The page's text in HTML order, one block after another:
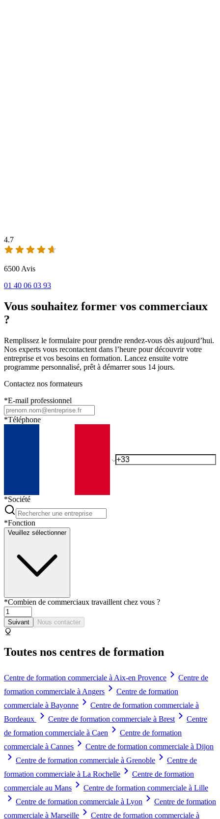
4.7
6500 Avis
01 40 06 03 93
Vous souhaitez former vos commerciaux
?
Remplissez le formulaire pour prendre rendez-vous dès aujourd’hui.
Nos experts vous recontactent dans l’heure pour découvrir votre
entreprise et vos besoins en formation. Lancez ensuite votre
programme personnalisé, prêt à démarrer sous 14 jours.
Contactez nos formateurs
*E-mail professionnel
*Téléphone
*Société
*Fonction
Veuillez sélectionner
*Combien de commerciaux travaillent chez vous ?
Suivant Nous contacter
Toutes nos centres de formation
Centre de formation commerciale à Aix-en Provence
Centre de
formation commerciale à Angers
Centre de formation
commerciale à Bayonne
Centre de formation commerciale à
Bordeaux
Centre de formation commerciale à Brest
Centre
de formation commerciale à Caen
Centre de formation
commerciale à Cannes
Centre de formation commerciale à Dijon
Centre de formation commerciale à Grenoble
Centre de
formation commerciale à La Rochelle
Centre de formation
commerciale au Mans
Centre de formation commerciale à Lille
Centre de formation commerciale à Lyon
Centre de formation
commerciale à Marseille
Centre de formation commerciale à